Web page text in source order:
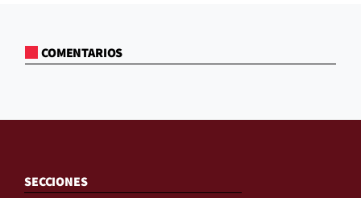
COMENTARIOS
SECCIONES